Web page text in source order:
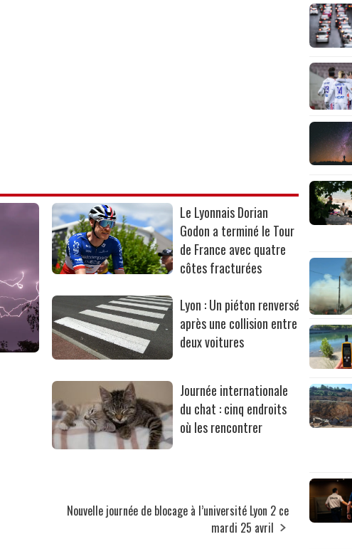
Le Lyonnais Dorian
Godon a terminé le Tour
de France avec quatre
côtes fracturées
Lyon : Un piéton renversé
après une collision entre
deux voitures
Journée internationale
du chat : cinq endroits
où les rencontrer
Nouvelle journée de blocage à l’université Lyon 2 ce
mardi 25 avril